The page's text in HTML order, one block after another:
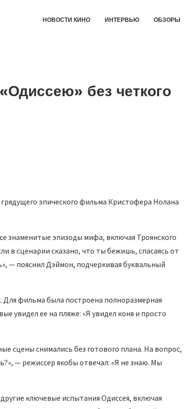
НОВОСТИ КИНО ИНТЕРВЬЮ ОБЗОРЫ
без четкого
эпического фильма Кристофера Нолана
знаменитые эпизоды мифа, включая Троянского
в сценарии сказано, что ты бежишь, спасаясь от
— пояснил Дэймон, подчеркивая буквальный
Для фильма была построена полноразмерная
увидел ее на пляже: «Я увидел коня и просто
сцены снимались без готового плана. На вопрос,
— режиссер якобы отвечал: «Я не знаю. Мы
ключевые испытания Одиссея, включая